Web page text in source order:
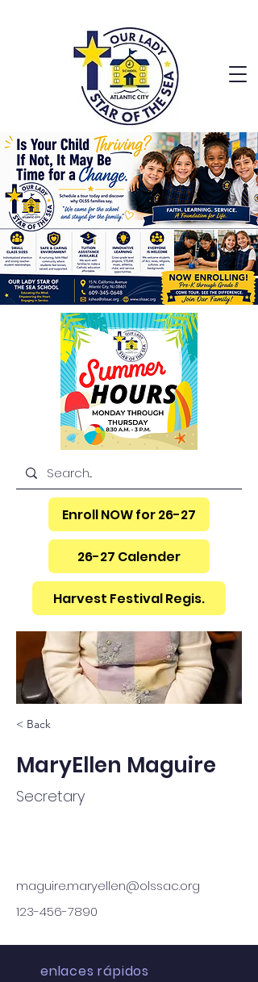
Enroll NOW for 26-27
26-27 Calender
Harvest Festival Regis.
< Back
MaryEllen Maguire
Secretary
maguire.maryellen@olssac.org
123-456-7890
enlaces rápidos